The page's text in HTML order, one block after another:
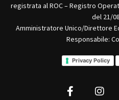
registrata al ROC – Registro
del 21/
Amministratore Unico/Direttore
Responsabile:
Privacy Policy